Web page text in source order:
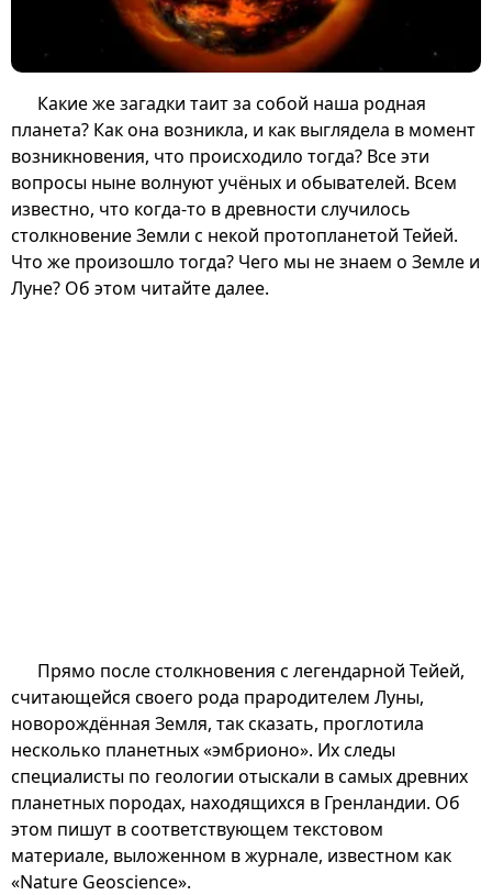
Какие же загадки таит за собой наша родная
планета? Как она возникла, и как выглядела в момент
возникновения, что происходило тогда? Все эти
вопросы ныне волнуют учёных и обывателей. Всем
известно, что когда-то в древности случилось
столкновение Земли с некой протопланетой Тейей.
Что же произошло тогда? Чего мы не знаем о Земле и
Луне? Об этом читайте далее.
Прямо после столкновения с легендарной Тейей,
считающейся своего рода прародителем Луны,
новорождённая Земля, так сказать, проглотила
несколько планетных «эмбрионо». Их следы
специалисты по геологии отыскали в самых древних
планетных породах, находящихся в Гренландии. Об
этом пишут в соответствующем текстовом
материале, выложенном в журнале, известном как
«Nature Geoscience».